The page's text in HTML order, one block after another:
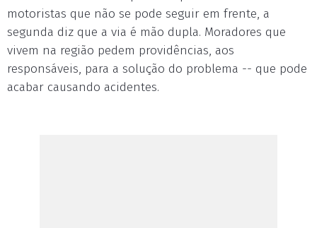
motoristas que não se pode seguir em frente, a
segunda diz que a via é mão dupla. Moradores que
vivem na região pedem providências, aos
responsáveis, para a solução do problema -- que pode
acabar causando acidentes.